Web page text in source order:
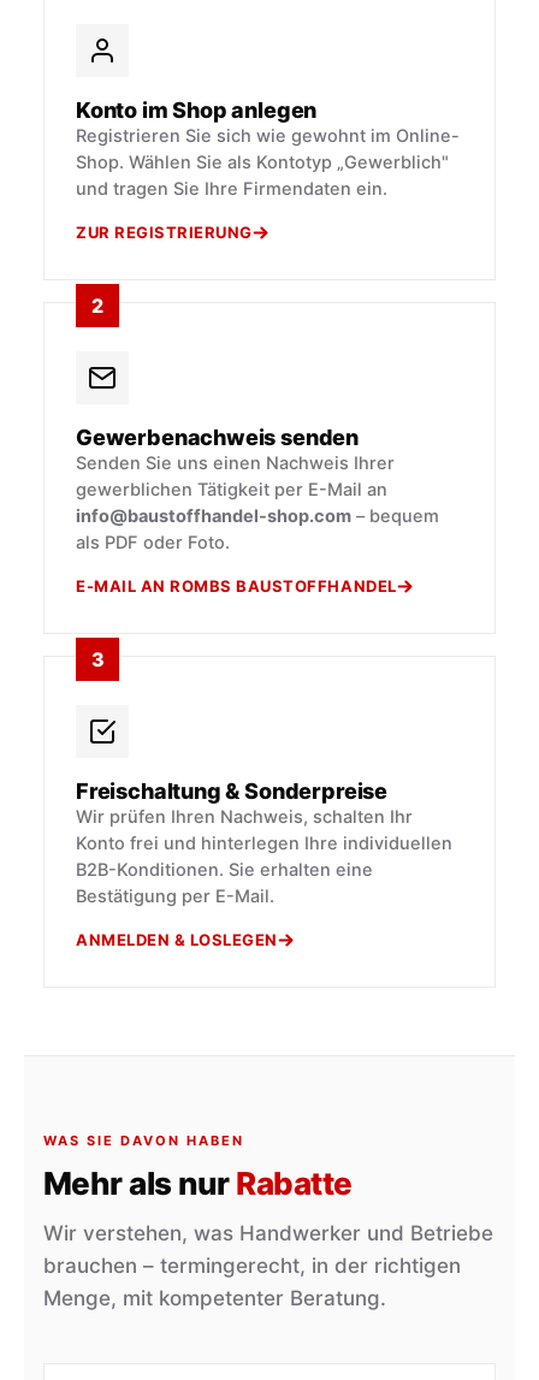
Konto im Shop anlegen
Registrieren Sie sich wie gewohnt im Online-
Shop. Wählen Sie als Kontotyp „Gewerblich"
und tragen Sie Ihre Firmendaten ein.
ZUR REGISTRIERUNG
2
Gewerbenachweis senden
Senden Sie uns einen Nachweis Ihrer
gewerblichen Tätigkeit per E-Mail an
info@baustoffhandel-shop.com – bequem
als PDF oder Foto.
E-MAIL AN ROMBS BAUSTOFFHANDEL
3
Freischaltung & Sonderpreise
Wir prüfen Ihren Nachweis, schalten Ihr
Konto frei und hinterlegen Ihre individuellen
B2B-Konditionen. Sie erhalten eine
Bestätigung per E-Mail.
ANMELDEN & LOSLEGEN
WAS SIE DAVON HABEN
Mehr als nurRabatte
Wir verstehen, was Handwerker und Betriebe
brauchen – termingerecht, in der richtigen
Menge, mit kompetenter Beratung.